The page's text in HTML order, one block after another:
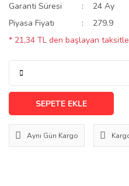
Garanti Süresi
24 Ay
Piyasa Fiyatı
279.9
* 21,34 TL den başlayan
SEPETE EKLE
Aynı Gün Kargo